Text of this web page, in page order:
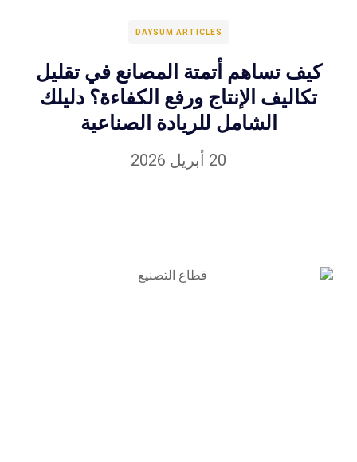
DAYSUM ARTICLES
كيف تساهم أتمتة المصانع في تقليل
تكاليف الإنتاج ورفع الكفاءة؟ دليلك
الشامل للريادة الصناعية
20 أبريل 2026